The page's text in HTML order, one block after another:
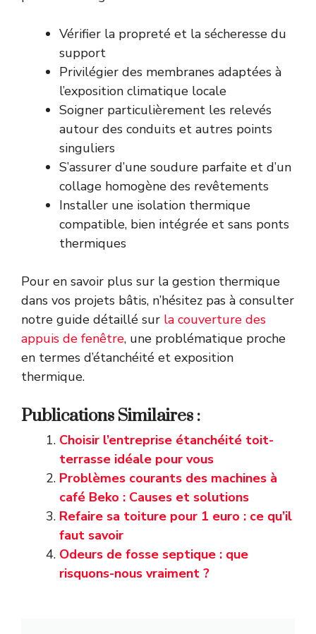
Vérifier la propreté et la sécheresse du
support
Privilégier des membranes adaptées à
l’exposition climatique locale
Soigner particulièrement les relevés
autour des conduits et autres points
singuliers
S’assurer d’une soudure parfaite et d’un
collage homogène des revêtements
Installer une isolation thermique
compatible, bien intégrée et sans ponts
thermiques
Pour en savoir plus sur la gestion thermique
dans vos projets bâtis, n’hésitez pas à consulter
notre guide détaillé sur la couverture des
appuis de fenêtre, une problématique proche
en termes d’étanchéité et exposition
thermique.
Publications Similaires :
Choisir l’entreprise étanchéité toit-
terrasse idéale pour vous
Problèmes courants des machines à
café Beko : Causes et solutions
Refaire sa toiture pour 1 euro : ce qu’il
faut savoir
Odeurs de fosse septique : que
risquons-nous vraiment ?